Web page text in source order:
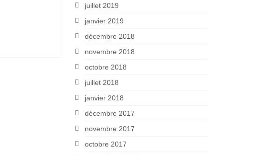
juillet 2019
janvier 2019
décembre 2018
novembre 2018
octobre 2018
juillet 2018
janvier 2018
décembre 2017
novembre 2017
octobre 2017